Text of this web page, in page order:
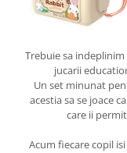
Trebuie sa
jucarii
Un set minunat
acestia sa se joace
care ii
Acum fiecare copil